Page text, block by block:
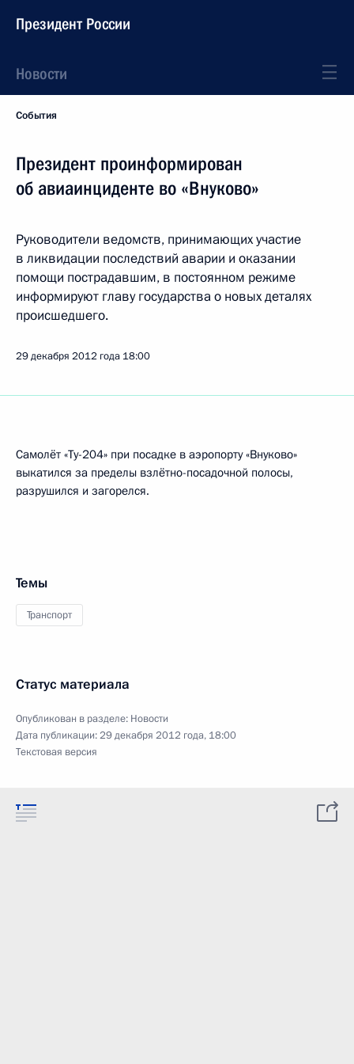
Президент России
Новости
События
Президент проинформирован
об авиаинциденте во «Внуково»
Руководители ведомств, принимающих участие
в ликвидации последствий аварии и оказании
помощи пострадавшим, в постоянном режиме
информируют главу государства о новых деталях
происшедшего.
29 декабря 2012 года 18:00
Самолёт «Ту-204» при посадке в аэропорту «Внуково»
выкатился за пределы взлётно-посадочной полосы,
разрушился и загорелся.
Темы
Транспорт
Статус материала
Опубликован в разделе: Новости
Дата публикации:29 декабря 2012 года, 18:00
Текстовая версия